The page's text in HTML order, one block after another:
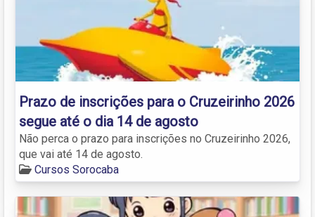
Prazo de inscrições para o Cruzeirinho 2026
segue até o dia 14 de agosto
Não perca o prazo para inscrições no Cruzeirinho 2026,
que vai até 14 de agosto.
Cursos Sorocaba